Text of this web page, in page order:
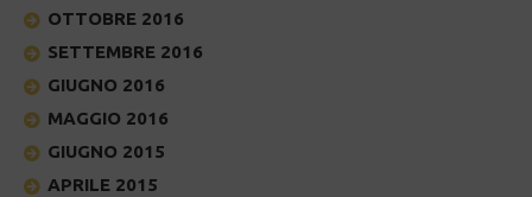
OTTOBRE 2016
SETTEMBRE 2016
GIUGNO 2016
MAGGIO 2016
GIUGNO 2015
APRILE 2015